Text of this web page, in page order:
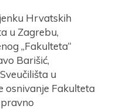
Hrvatskih
u Zagrebu,
„Fakulteta“
Barišić,
u
osnivanje Fakulteta